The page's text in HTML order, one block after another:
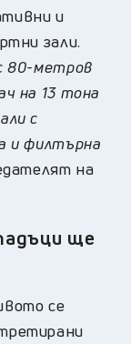
и
зали.
80-метров
на 13 тона
с
и филтърна
на
ще
се